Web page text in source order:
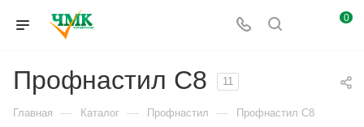
0
Профнастил С8 11
Главная — Каталог — Профнастил — Профнастил С8